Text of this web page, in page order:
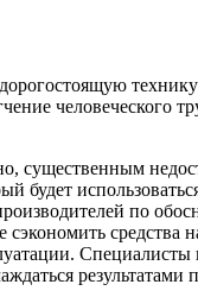
человеческого
существенным
будет
по
средства
результатами